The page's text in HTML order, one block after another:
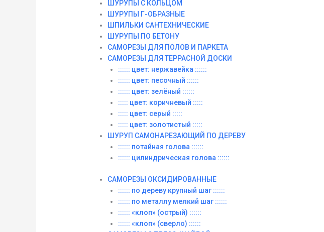
ШУРУПЫ С КОЛЬЦОМ
ШУРУПЫ Г-ОБРАЗНЫЕ
ШПИЛЬКИ САНТЕХНИЧЕСКИЕ
ШУРУПЫ ПО БЕТОНУ
САМОРЕЗЫ ДЛЯ ПОЛОВ И ПАРКЕТА
САМОРЕЗЫ ДЛЯ ТЕРРАСНОЙ ДОСКИ
:::::: цвет: нержавейка ::::::
:::::: цвет: песочный ::::::
:::::: цвет: зелёный ::::::
::::: цвет: коричневый :::::
::::: цвет: серый :::::
::::: цвет: золотистый :::::
ШУРУП САМОНАРЕЗАЮЩИЙ ПО ДЕРЕВУ
:::::: потайная голова ::::::
:::::: цилиндрическая голова ::::::
САМОРЕЗЫ ОКСИДИРОВАННЫЕ
:::::: по дереву крупный шаг ::::::
:::::: по металлу мелкий шаг ::::::
:::::: «клоп» (острый) ::::::
:::::: «клоп» (сверло) ::::::